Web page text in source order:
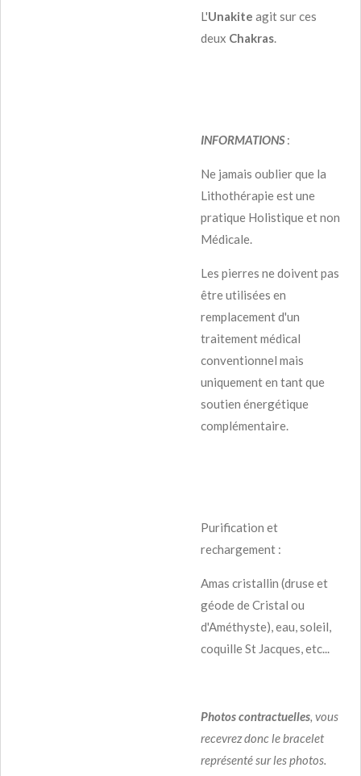
L'Unakite agit sur ces
deux Chakras.
INFORMATIONS:
Ne jamais oublier que la
Lithothérapie est une
pratique Holistique et non
Médicale.
Les pierres ne doivent pas
être utilisées en
remplacement d'un
traitement médical
conventionnel mais
uniquement en tant que
soutien énergétique
complémentaire.
Purification et
rechargement :
Amas cristallin (druse et
géode de Cristal ou
d'Améthyste), eau, soleil,
coquille St Jacques, etc...
Photoscontractuelles, vous
recevrez donc le bracelet
représenté sur les photos.